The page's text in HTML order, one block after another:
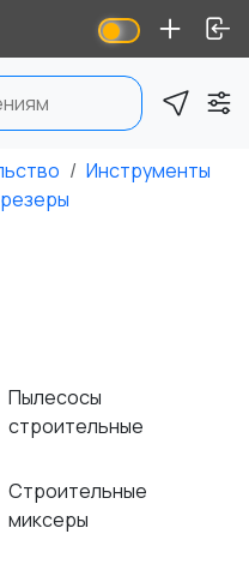
Инструменты
Пылесосы
строительные
Строительные
миксеры